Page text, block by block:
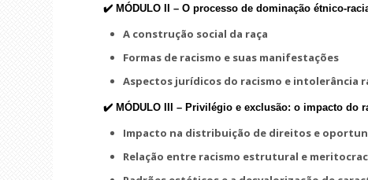
✔️ MÓDULO II –O processo de dominação étnico-
A construção social da raça
Formas de racismo e suas manifestações
Aspectos jurídicos do racismo e intolerância
✔️ MÓDULO III – Privilégio e exclusão: o impacto do
Impacto na distribuição de direitos e
Relação entre racismo estrutural e